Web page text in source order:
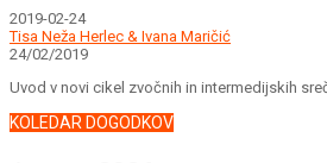
2019-02-24
Tisa Neža Herlec & Ivana Maričić
24/02/2019
Uvod v novi cikel zvočnih in intermedijskih
KOLEDAR DOGODKOV